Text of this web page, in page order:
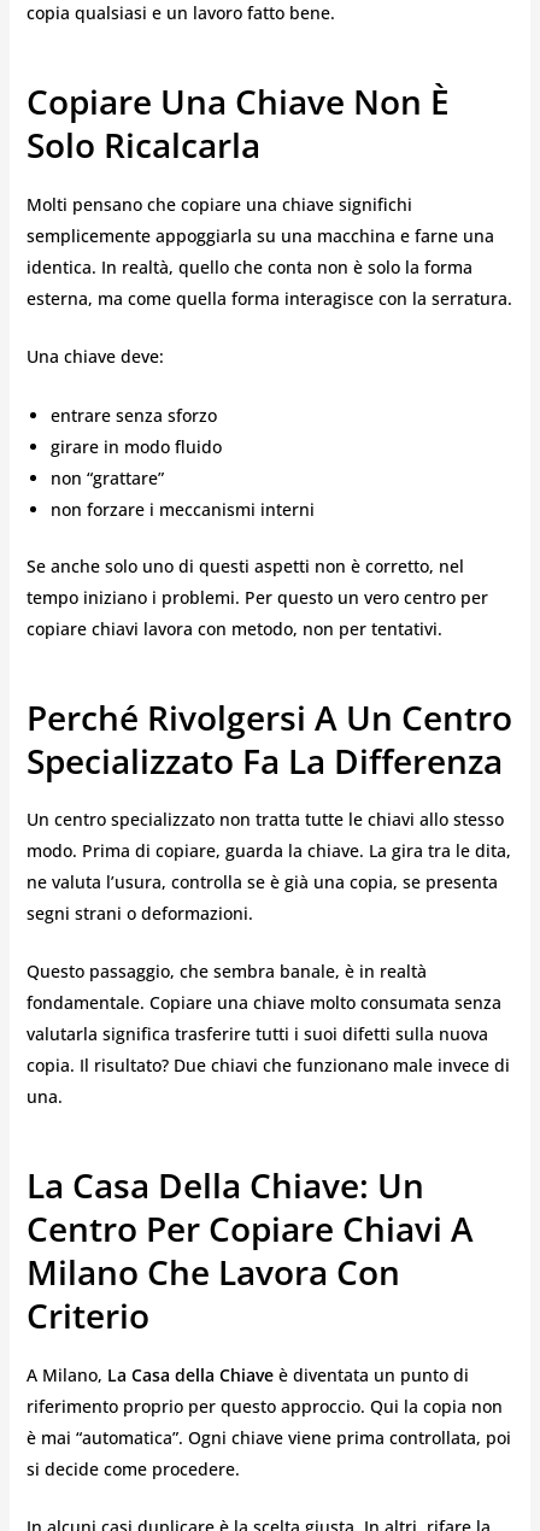
copia qualsiasi e un lavoro fatto bene.
Copiare Una Chiave Non È
Solo Ricalcarla
Molti pensano che copiare una chiave significhi
semplicemente appoggiarla su una macchina e farne una
identica. In realtà, quello che conta non è solo la forma
esterna, ma come quella forma interagisce con la serratura.
Una chiave deve:
entrare senza sforzo
girare in modo fluido
non “grattare”
non forzare i meccanismi interni
Se anche solo uno di questi aspetti non è corretto, nel
tempo iniziano i problemi. Per questo un vero centro per
copiare chiavi lavora con metodo, non per tentativi.
Perché Rivolgersi A Un Centro
Specializzato Fa La Differenza
Un centro specializzato non tratta tutte le chiavi allo stesso
modo. Prima di copiare, guarda la chiave. La gira tra le dita,
ne valuta l’usura, controlla se è già una copia, se presenta
segni strani o deformazioni.
Questo passaggio, che sembra banale, è in realtà
fondamentale. Copiare una chiave molto consumata senza
valutarla significa trasferire tutti i suoi difetti sulla nuova
copia. Il risultato? Due chiavi che funzionano male invece di
una.
La Casa Della Chiave: Un
Centro Per Copiare Chiavi A
Milano Che Lavora Con
Criterio
A Milano, La Casa della Chiaveè diventata un punto di
riferimento proprio per questo approccio. Qui la copia non
è mai “automatica”. Ogni chiave viene prima controllata, poi
si decide come procedere.